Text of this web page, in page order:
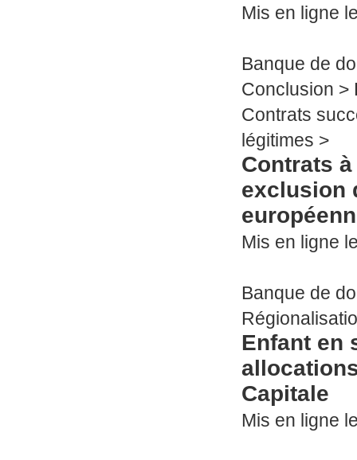
Mis en ligne
Banque de
Conclusion >
Contrats
légitimes >
Contrats
exclusion
Mis en ligne
Banque de
Enfant en
Capitale
Mis en ligne